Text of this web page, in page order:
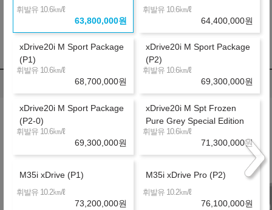
519,480원/년 (리스료에 불포함됨)
※ 보험료 : 개인별로 다름
※ 약정거리 : 2만km/년
※ 자세한 사항은 견적서를 참조하시기 바랍니다.
(자동차세 포함, 보험료 포함)
납입총액 차이
C 금융사 1,285,900
원
※ 약정거리 : 2만km/년
※ 보험 : 대인 무한, 대물 1억, 26세이상
휘발유 10.6㎞/ℓ
63,800,000원
휘발유 10.6㎞/ℓ
64,400,000원
xDrive20i M Sport Package
(P1)
휘발유 10.6㎞/ℓ
68,700,000원
xDrive20i M Sport Package
(P2)
휘발유 10.6㎞/ℓ
69,300,000원
xDrive20i M Sport Package
(P2-0)
휘발유 10.6㎞/ℓ
69,300,000원
xDrive20i M Spt Frozen
Pure Grey Special Edition
휘발유 10.6㎞/ℓ
71,300,000원
M35i xDrive (P1)
휘발유 10.2㎞/ℓ
73,200,000원
M35i xDrive Pro (P2)
휘발유 10.2㎞/ℓ
76,100,000원